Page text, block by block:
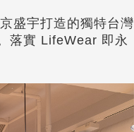
盛宇打造的獨特台灣
落實 LifeWear 即永